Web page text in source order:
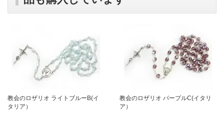
教会のロザリオ ライトブルーB(イ
タリア）
教会のロザリオ パープルC(イタリ
ア）